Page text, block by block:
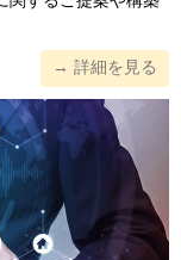
→ 詳細を見る